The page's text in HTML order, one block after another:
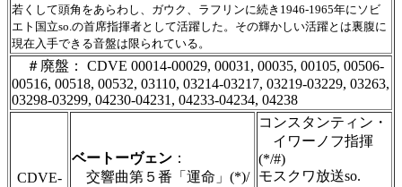
若くして頭角をあらわし、ガウク、ラフリンに続き1946-1965年にソビ
エト国立so.の首席指揮者として活躍した。その輝かしい活躍とは裏腹に
現在入手できる音盤は限られている。
＃廃盤： CDVE 00014-00029, 00031, 00035, 00105, 00506-
00516, 00518, 00532, 03110, 03214-03217, 03219-03229, 03263,
03298-03299, 04230-04231, 04233-04234, 04238
CDVE-
ベートーヴェン ：
交響曲第５番「運命」(*)/
コンスタンティン・
イワーノフ指揮
(*/#)
モスクワ放送so.